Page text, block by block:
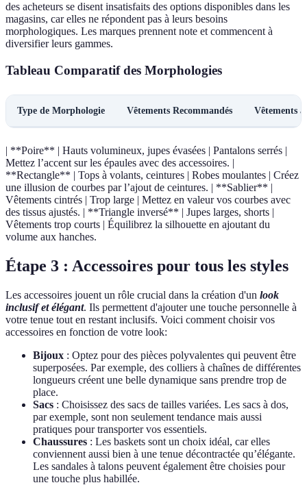
des acheteurs se disent insatisfaits des options disponibles dans les
magasins, car elles ne répondent pas à leurs besoins
morphologiques. Les marques prennent note et commencent à
diversifier leurs gammes.
Tableau Comparatif des Morphologies
Type de Morphologie Vêtements Recommandés Vêtements
| **Poire** | Hauts volumineux, jupes évasées | Pantalons serrés |
Mettez l’accent sur les épaules avec des accessoires. |
**Rectangle** | Tops à volants, ceintures | Robes moulantes | Créez
une illusion de courbes par l’ajout de ceintures. | **Sablier** |
Vêtements cintrés | Trop large | Mettez en valeur vos courbes avec
des tissus ajustés. | **Triangle inversé** | Jupes larges, shorts |
Vêtements trop courts | Équilibrez la silhouette en ajoutant du
volume aux hanches.
Étape 3 : Accessoires pour tous les styles
Les accessoires jouent un rôle crucial dans la création d'un look
inclusif et élégant. Ils permettent d'ajouter une touche personnelle à
votre tenue tout en restant inclusifs. Voici comment choisir vos
accessoires en fonction de votre look:
Bijoux : Optez pour des pièces polyvalentes qui peuvent être
superposées. Par exemple, des colliers à chaînes de différentes
longueurs créent une belle dynamique sans prendre trop de
place.
Sacs : Choisissez des sacs de tailles variées. Les sacs à dos,
par exemple, sont non seulement tendance mais aussi
pratiques pour transporter vos essentiels.
Chaussures : Les baskets sont un choix idéal, car elles
conviennent aussi bien à une tenue décontractée qu’élégante.
Les sandales à talons peuvent également être choisies pour
une touche plus habillée.